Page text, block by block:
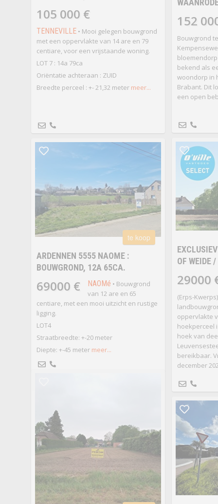
152
Bouwgrond
bekend als
woondorp in
Brabant. Dit
een open
105 000 €
TENNEVILLE• Mooi gelegen bouwgrond
met een oppervlakte van 14 are en 79
centiare, voor een vrijstaande woning.
LOT 7 : 14a 79ca
Oriëntatie achteraan : ZUID
Breedte perceel : +- 21,32 meter meer...
OF WEIDE
29000
(Erps-
oppervlakte
hoekperceel
hoek van
bereikbaar.
december
te koop
ARDENNEN 5555 NAOME :
BOUWGROND, 12A 65CA.
69000 € NAOMé • Bouwgrond
van 12 are en 65
centiare, met een mooi uitzicht en rustige
ligging.
LOT4
Straatbreedte: +-20 meter
Diepte: +-45 meter meer...